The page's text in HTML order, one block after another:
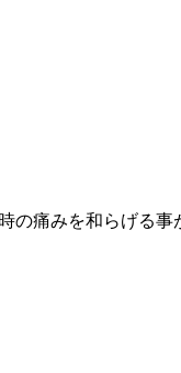
の痛みを和らげる事